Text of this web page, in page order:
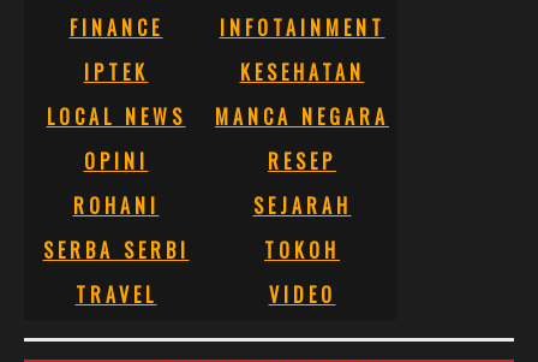
FINANCE
INFOTAINMENT
IPTEK
KESEHATAN
LOCAL NEWS
MANCA NEGARA
OPINI
RESEP
ROHANI
SEJARAH
SERBA SERBI
TOKOH
TRAVEL
VIDEO